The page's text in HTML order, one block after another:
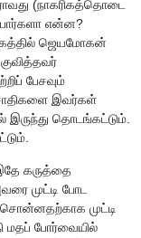
(நாகரிகத்தொடை
என்ன?
ஜெயமோகன்
பேசவும்
இவர்கள்
தொடங்கட்டும்.
கருத்தை
முட்டி போட
முட்டி
மதப் போர்வையில்